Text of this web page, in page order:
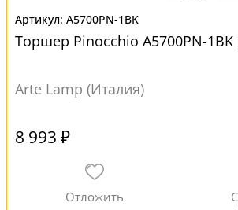
A5700PN-1BK
Торшер Pinocchio A5700PN-
Arte Lamp (Италия)
8 993 ₽